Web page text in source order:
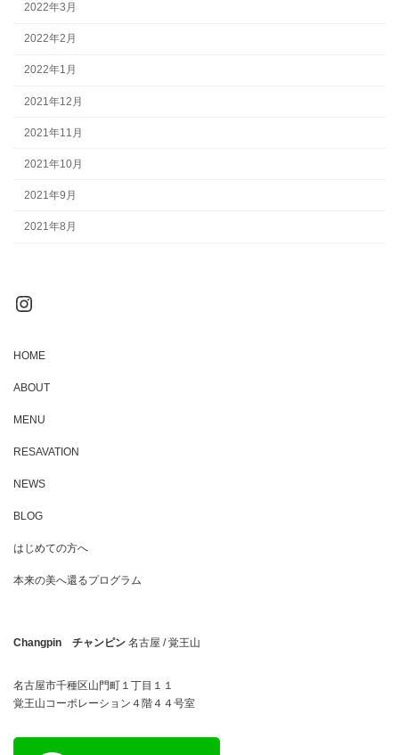
2022年3月
2022年2月
2022年1月
2021年12月
2021年11月
2021年10月
2021年9月
2021年8月
Instagram
HOME
ABOUT
MENU
RESAVATION
NEWS
BLOG
はじめての方へ
本来の美へ還るプログラム
Changpin チャンピン 名古屋 / 覚王山
名古屋市千種区山門町１丁目１１
覚王山コーポレーション４階４４号室